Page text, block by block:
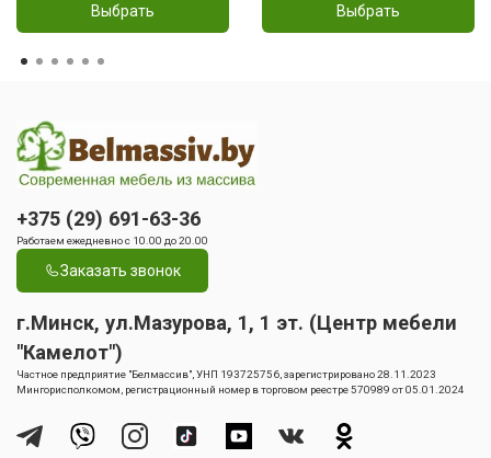
Выбрать Выбрать
+375 (29) 691-63-36
Работаем ежедневно с 10.00 до 20.00
Заказать звонок
г.Минск, ул.Мазурова, 1, 1 эт. (Центр мебели
"Камелот")
Частное предприятие "Белмассив", УНП 193725756, зарегистрировано 28.11.2023
Мингорисполкомом, регистрационный номер в торговом реестре 570989 от 05.01.2024